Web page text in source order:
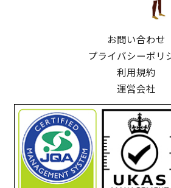
お問い合わせ
プライバシーポリ
利用規約
運営会社